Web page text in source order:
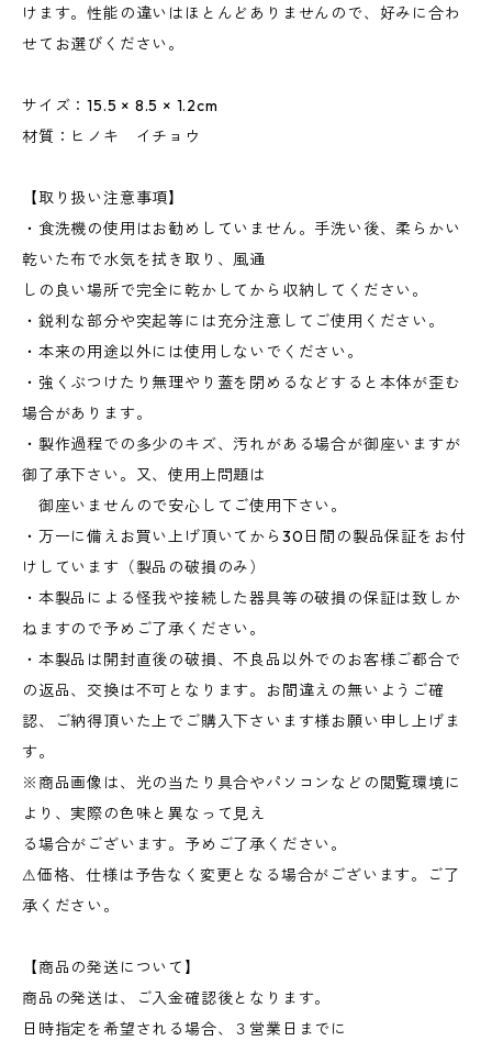
けます。性能の違いはほとんどありませんので、好みに合わ
せてお選びください。
サイズ：15.5 × 8.5 × 1.2cm
材質：ヒノキ イチョウ
【取り扱い注意事項】
・食洗機の使用はお勧めしていません。手洗い後、柔らかい
乾いた布で水気を拭き取り、風通
しの良い場所で完全に乾かしてから収納してください。
・鋭利な部分や突起等には充分注意してご使用ください。
・本来の用途以外には使用しないでください。
・強くぶつけたり無理やり蓋を閉めるなどすると本体が歪む
場合があります。
・製作過程での多少のキズ、汚れがある場合が御座いますが
御了承下さい。又、使用上問題は
御座いませんので安心してご使用下さい。
・万一に備えお買い上げ頂いてから30日間の製品保証をお付
けしています（製品の破損のみ）
・本製品による怪我や接続した器具等の破損の保証は致しか
ねますので予めご了承ください。
・本製品は開封直後の破損、不良品以外でのお客様ご都合で
の返品、交換は不可となります。お間違えの無いようご確
認、ご納得頂いた上でご購入下さいます様お願い申し上げま
す。
※商品画像は、光の当たり具合やパソコンなどの閲覧環境に
より、実際の色味と異なって見え
る場合がございます。予めご了承ください。
⚠︎価格、仕様は予告なく変更となる場合がございます。ご了
承ください。
【商品の発送について】
商品の発送は、ご入金確認後となります。
日時指定を希望される場合、３営業日までに